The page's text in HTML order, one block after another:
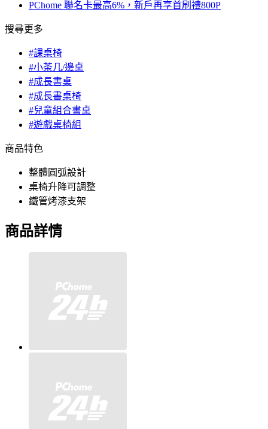
PChome 聯名卡最高6%，新戶再享首刷禮800P
搜尋更多
#課桌椅
#小茶几/邊桌
#成長書桌
#成長書桌椅
#兒童組合書桌
#遊戲桌椅組
商品特色
整體圓弧設計
桌椅升降可調整
鐵管烤漆支架
商品詳情